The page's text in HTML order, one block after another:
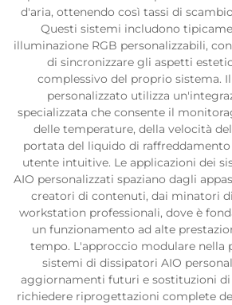
d'aria, ottenendo così tassi di
Questi sistemi includono
illuminazione RGB personalizzabili,
di sincronizzare gli aspetti
complessivo del proprio sistema.
personalizzato utilizza
specializzata che consente il
delle temperature, della velocità
portata del liquido di
utente intuitive. Le applicazioni dei
AIO personalizzati spaziano dagli
creatori di contenuti, dai minatori
workstation professionali, dove è
un funzionamento ad alte
tempo. L'approccio modulare nella
sistemi di dissipatori AIO
aggiornamenti futuri e sostituzioni di
richiedere riprogettazioni complete